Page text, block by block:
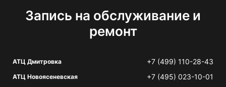
Запись на обслуживание и
ремонт
АТЦ Дмитровка +7 (499) 110-28-43
АТЦ Новоясеневская +7 (495) 023-10-01